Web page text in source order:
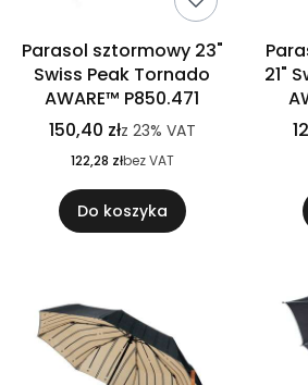
Parasol sztormowy 23"
Swiss Peak Tornado
AWARE™ P850.471
150,40 złz 23% VAT
122,28 złbez VAT
Do koszyka
21"